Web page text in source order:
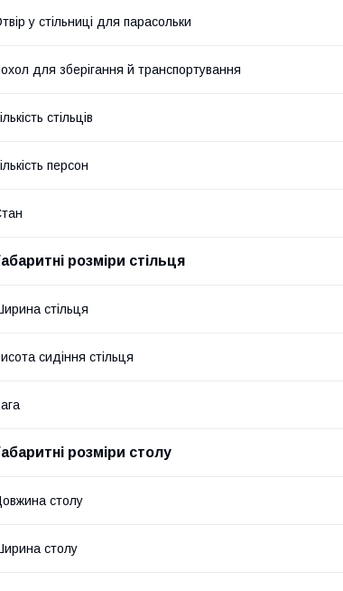
у стільниці для парасольки
для зберігання й транспортування
стільців
персон
розміри стільця
стільця
сидіння стільця
розміри столу
столу
столу